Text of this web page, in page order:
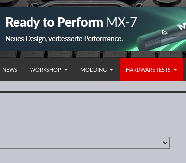
NEWS WORKSHOP MODDING HARDWARE TESTS